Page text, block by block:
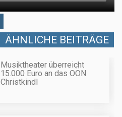
ÄHNLICHE BEITRÄGE
Musiktheater überreicht
15.000 Euro an das OÖN
Christkindl